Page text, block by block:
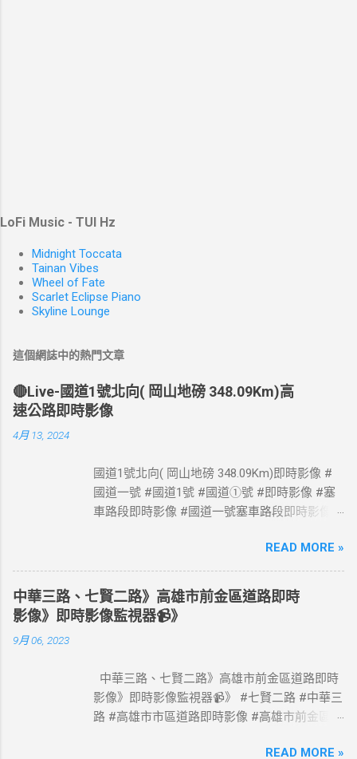
LoFi Music - TUI Hz
Midnight Toccata
Tainan Vibes
Wheel of Fate
Scarlet Eclipse Piano
Skyline Lounge
這個網誌中的熱門文章
🔴Live-國道1號北向( 岡山地磅 348.09Km)高
速公路即時影像
4月 13, 2024
國道1號北向( 岡山地磅 348.09Km)即時影像 #
國道一號 #國道1號 #國道①號 #即時影像 #塞
車路段即時影像 #國道一號塞車路段即時影像 #
#國道1號塞車路段 #Taiwan #Live #freeway #
高速公路即時影像 #高速公路 即時了解路況，
以免塞車。 影像資料來源：交通部高速公路局
政府網站資料開放宣告
https://www.freeway.gov.tw/Publish.aspx?
READ MORE »
中華三路、七賢二路》高雄市前金區道路即時
影像》即時影像監視器📹》
9月 06, 2023
中華三路、七賢二路》高雄市前金區道路即時
影像》即時影像監視器📹》 #七賢二路 #中華三
路 #高雄市市區道路即時影像 #高雄市前金區道
READ MORE »